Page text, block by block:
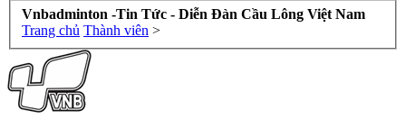
Vnbadminton -Tin Tức - Diễn Đàn Cầu Lông Việt Nam
Trang chủ Thành viên >